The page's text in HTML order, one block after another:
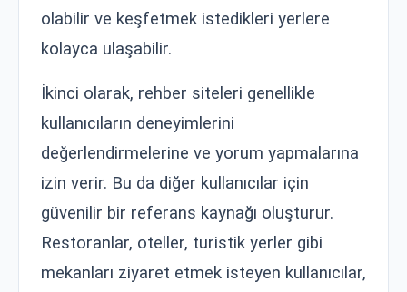
olabilir ve keşfetmek istedikleri yerlere
kolayca ulaşabilir.
İkinci olarak, rehber siteleri genellikle
kullanıcıların deneyimlerini
değerlendirmelerine ve yorum yapmalarına
izin verir. Bu da diğer kullanıcılar için
güvenilir bir referans kaynağı oluşturur.
Restoranlar, oteller, turistik yerler gibi
mekanları ziyaret etmek isteyen kullanıcılar,